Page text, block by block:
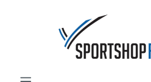
Zum Hauptinhalt springen